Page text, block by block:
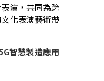
演，共同為跨
化表演藝術帶
智慧製造應用